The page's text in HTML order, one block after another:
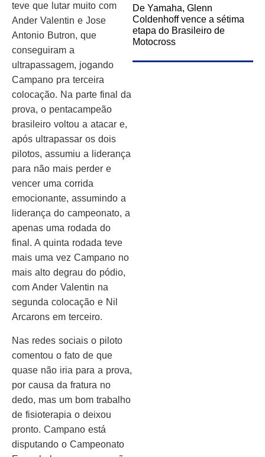
teve que lutar muito com
Ander Valentin e Jose
Antonio Butron, que
conseguiram a
ultrapassagem, jogando
Campano pra terceira
colocação. Na parte final da
prova, o pentacampeão
brasileiro voltou a atacar e,
após ultrapassar os dois
pilotos, assumiu a liderança
para não mais perder e
vencer uma corrida
emocionante, assumindo a
liderança do campeonato, a
apenas uma rodada do
final. A quinta rodada teve
mais uma vez Campano no
mais alto degrau do pódio,
com Ander Valentin na
segunda colocação e Nil
Arcarons em terceiro.
Nas redes sociais o piloto
comentou o fato de que
quase não iria para a prova,
por causa da fratura no
dedo, mas um bom trabalho
de fisioterapia o deixou
pronto. Campano está
disputando o Campeonato
De Yamaha, Glenn
Coldenhoff vence a sétima
etapa do Brasileiro de
Motocross